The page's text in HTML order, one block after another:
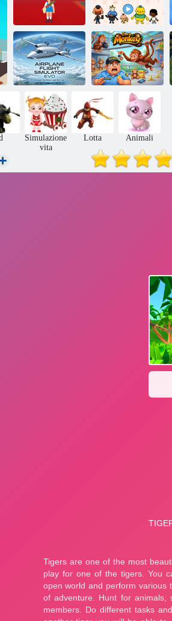
Simulatore di
sicurezza
Toca Boca Vita
cittadina
Simulatore di
volo aereo EVO
Sono una
scimmia
Simulazione
vita
Lotta Animali